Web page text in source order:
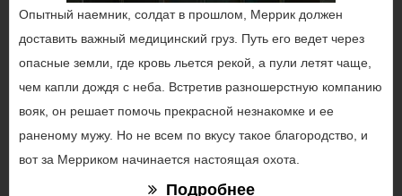
Опытный наемник, солдат в прошлом, Меррик должен
доставить важный медицинский груз. Путь его ведет через
опасные земли, где кровь льется рекой, а пули летят чаще,
чем капли дождя с неба. Встретив разношерстную компанию
вояк, он решает помочь прекрасной незнакомке и ее
раненому мужу. Но не всем по вкусу такое благородство, и
вот за Мерриком начинается настоящая охота.
Подробнее